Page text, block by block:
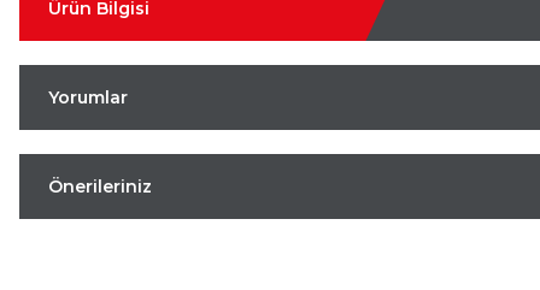
Ürün Bilgisi
Yorumlar
Önerileriniz